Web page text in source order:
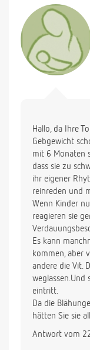
Schlaf habe
Kleine auch
Uhr nicht erst
Zudem hat sie
wird etwas
auch
Ich hoffe sie
Danke im
Hallo, da Ihre
Gebgewicht
mit 6 Monaten
dass sie zu
ihr eigener
reinreden und
Wenn Kinder
reagieren sie
Es kann
kommen, aber
andere die Vit.
weglassen.Und
eintritt.
Da die
hätten Sie sie
Antwort vom